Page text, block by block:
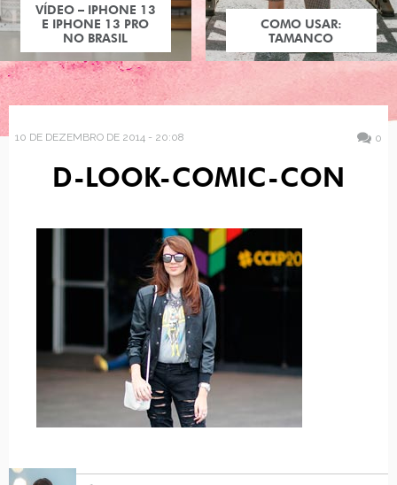
VÍDEO – IPHONE 13
E IPHONE 13 PRO
NO BRASIL
COMO USAR:
TAMANCO
10 DE DEZEMBRO DE 2014 - 20:08 0
D-LOOK-COMIC-CON